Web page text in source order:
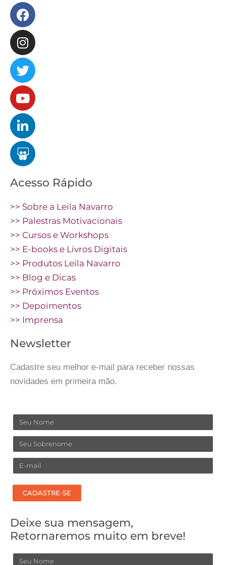
Facebook
Instagram
Twitter
Youtube
Linkedin
Slideshare
Acesso Rápido
>> Sobre a Leila Navarro
>> Palestras Motivacionais
>> Cursos e Workshops
>> E-books e Livros Digitais
>> Produtos Leila Navarro
>> Blog e Dicas
>> Próximos Eventos
>> Depoimentos
>> Imprensa
Newsletter
Cadastre seu melhor e-mail para receber nossas
novidades em primeira mão.
Nome
Sobrenome
Email
CADASTRE-SE
Deixe sua mensagem,
Retornaremos muito em breve!
Nome